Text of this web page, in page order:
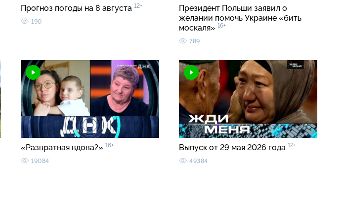
Прогноз погоды на 8 августа 12+
190
Президент Польши заявил о
желании помочь Украине «бить
москаля» 16+
789
«Развратная вдова?» 16+
19084
Выпуск от 29 мая 2026 года 12+
49384